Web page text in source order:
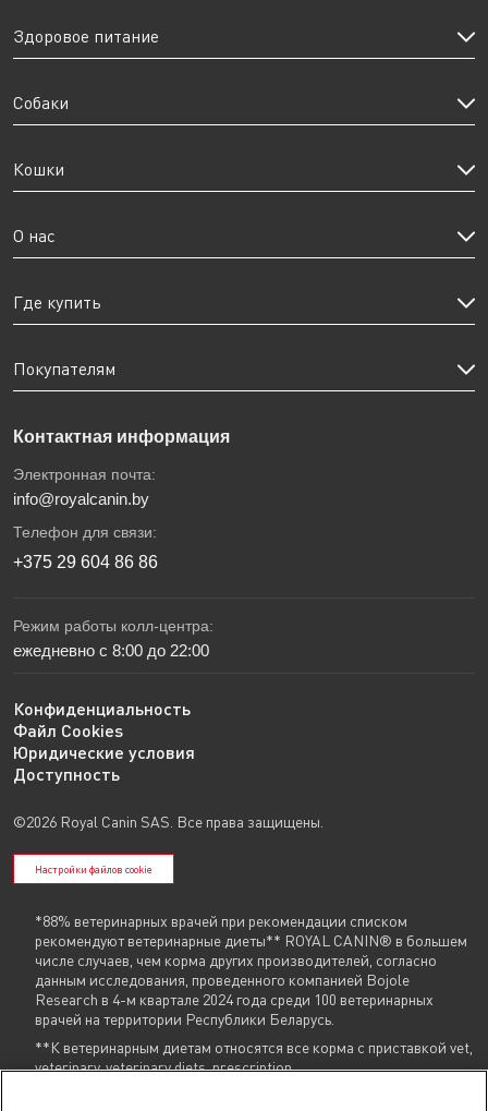
Здоровое питание
Собаки
Кошки
О нас
Где купить
Покупателям
Контактная информация
Электронная почта:
info@royalcanin.by
Телефон для связи:
+375 29 604 86 86
Режим работы колл-центра:
ежедневно с 8:00 до 22:00
Конфиденциальность
Файл Cookies
Юридические условия
Доступность
©2026 Royal Canin SAS. Все права защищены.
Настройки файлов cookie
*88% ветеринарных врачей при рекомендации списком
рекомендуют ветеринарные диеты** ROYAL CANIN® в большем
числе случаев, чем корма других производителей, согласно
данным исследования, проведенного компанией Bojole
Research в 4-м квартале 2024 года среди 100 ветеринарных
врачей на территории Республики Беларусь.
**К ветеринарным диетам относятся все корма с приставкой vet,
veterinary, veterinary diets, prescription